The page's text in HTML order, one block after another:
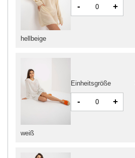
hellbeige
- +
weiß
Einheitsgröße
- +